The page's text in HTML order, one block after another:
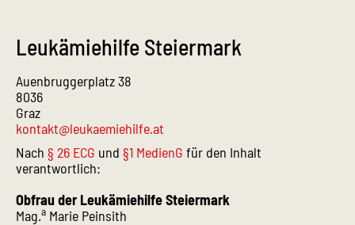
Leukämiehilfe Steiermark
Auenbruggerplatz 38
8036
Graz
kontakt@leukaemiehilfe.at
Nach § 26 ECG und §1 MedienG für den Inhalt
verantwortlich:
Obfrau der Leukämiehilfe Steiermark
Mag.a Marie Peinsith